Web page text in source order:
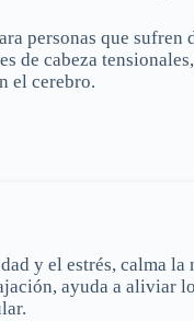
personas que sufren
de cabeza
el cerebro.
y el estrés, calma
ayuda a aliviar